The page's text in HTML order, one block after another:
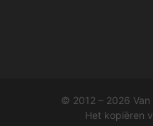
© 2012 – 2026 Van
Het kopiëren